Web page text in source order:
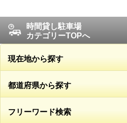
時間貸し駐車場
カテゴリーTOPへ
現在地から探す
都道府県から探す
フリーワード検索